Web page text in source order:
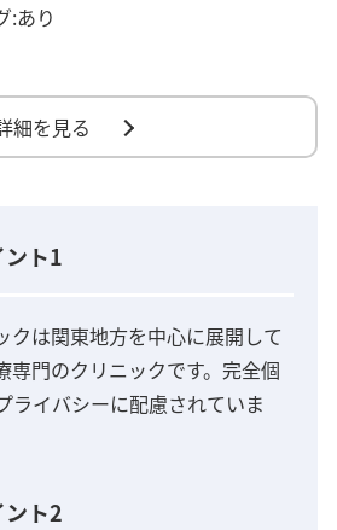
:あり
細を見る
ト1
クは関東地方を中心に展開して
専門のクリニックです。完全個
ライバシーに配慮されていま
ト2